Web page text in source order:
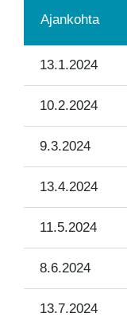
Ajankohta
13.1.2024
10.2.2024
9.3.2024
13.4.2024
11.5.2024
8.6.2024
13.7.2024